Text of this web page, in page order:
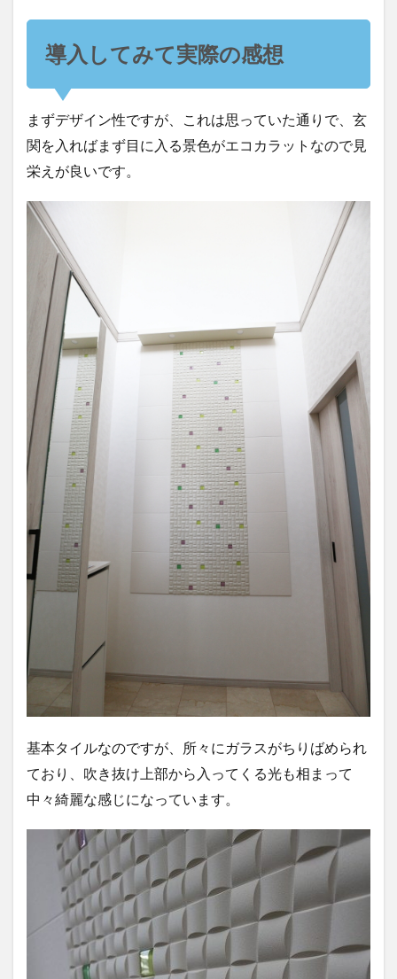
導入してみて実際の感想
まずデザイン性ですが、これは思っていた通りで、玄
関を入ればまず目に入る景色がエコカラットなので見
栄えが良いです。
基本タイルなのですが、所々にガラスがちりばめられ
ており、吹き抜け上部から入ってくる光も相まって
中々綺麗な感じになっています。